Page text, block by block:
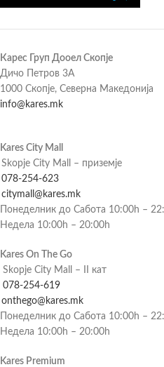
Карес Груп Дооел Скопје
Дичо Петров 3А
1000 Скопје, Северна Македонија
info@kares.mk
Kares City Mall
Skopje City Mall – приземје
078-254-623
citymall@kares.mk
Понеделник до Сабота 10:00h –
Недела 10:00h – 20:00h
Kares On The Go
Skopje City Mall – II кат
078-254-619
onthego@kares.mk
Понеделник до Сабота 10:00h –
Недела 10:00h – 20:00h
Kares Premium